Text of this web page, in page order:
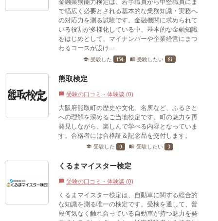
金融業務能力検定は、若手職員から中堅職員にま
で幅広く必要とされる基本的な業務知識・実務へ
の対応力を測る試験です。金融機関に求められて
いる役割が多様化している中、基本的な金融知識
をはじめとして、マイナンバーや企業経営にまつ
わるコースが設け...
school 受験した 154 menu_book 受験したい 97
熊取検定
chat_bubble 受験の口コミ・体験談 (0)
大阪府熊取町の歴史や文化、名所など、ふるさと
への理解を深めるご当地検定です。町の魅力を再
発見しながら、楽しんで学べる内容となっていま
す。合格者には合格証＆記念品を交付します。
school 受験した 0 menu_book 受験したい 3
くるまマイスター検定
chat_bubble 受験の口コミ・体験談 (0)
くるまマイスター検定は、自動車に関する総合的
な知識を測る唯一の検定です。受検を通して、普
段何気なく触れ合っている自動車が持つ魅力を発